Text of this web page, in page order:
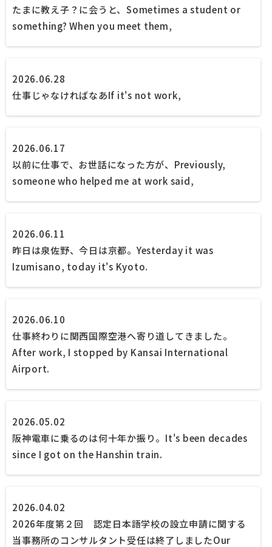
たまに教え子？に会うと、 Sometimes a student or
something? When you meet them,
2026.06.28
仕事じゃなければなあIf it's not work,
2026.06.17
以前に仕事で、お世話になった方が、 Previously,
someone who helped me at work said,
2026.06.11
昨日は泉佐野、今日は京都。 Yesterday it was
Izumisano, today it's Kyoto.
2026.06.10
仕事終わりに関西国際空港へ寄り道してきました。
After work, I stopped by Kansai International
Airport.
2026.05.02
阪神電車に乗るのは何十年か振り。 It's been decades
since I got on the Hanshin train.
2026.04.02
2026年度第２回 認定日本語学校の設立申請に関する
当事務所のコンサルタント受任は終了しましたOur